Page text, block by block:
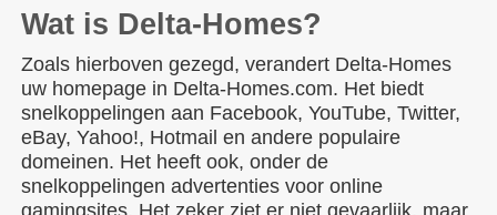
Wat is Delta-Homes?
Zoals hierboven gezegd, verandert Delta-Homes
uw homepage in Delta-Homes.com. Het biedt
snelkoppelingen aan Facebook, YouTube, Twitter,
eBay, Yahoo!, Hotmail en andere populaire
domeinen. Het heeft ook, onder de
snelkoppelingen advertenties voor online
gamingsites. Het zeker ziet er niet gevaarlijk, maar